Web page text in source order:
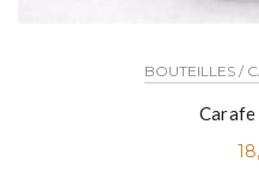
BOUTEILLES /